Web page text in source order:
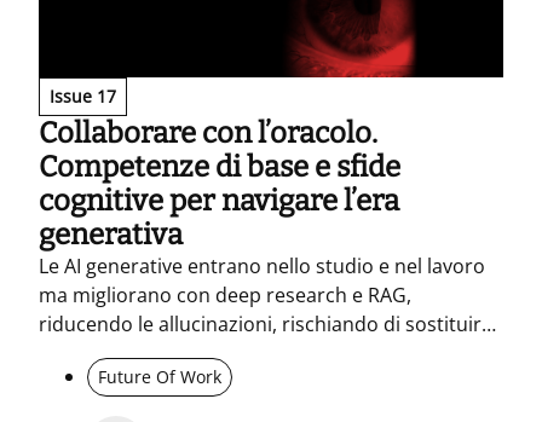
Issue 17
Collaborare con l’oracolo.
Competenze di base e sfide
cognitive per navigare l’era
generativa
Le AI generative entrano nello studio e nel lavoro
ma migliorano con deep research e RAG,
riducendo le allucinazioni, rischiando di sostituirci
a lavoro. Occorre quindi formarsi di più,
costruendo competenze di cittadinanza digitale.
Future Of Work